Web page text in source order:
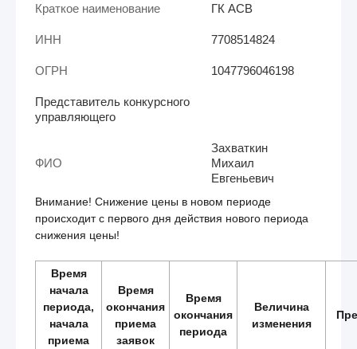
Краткое наименование ГК АСВ
ИНН 7708514824
ОГРН 1047796046198
Представитель конкурсного
управляющего
ФИО
Захваткин
Михаил
Евгеньевич
Внимание! Снижение цены в новом периоде
происходит с первого дня действия нового периода
снижения цены!
Время
начала
периода,
начала
приема
Время
окончания
приема
заявок
Время
окончания
периода
Величина
изменения